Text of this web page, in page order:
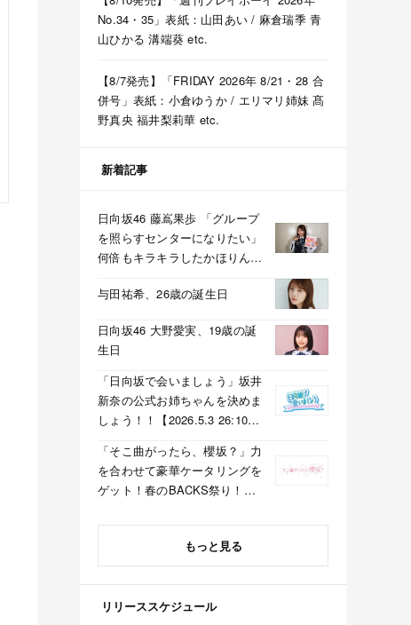
No.34・35」表紙：山田あい / 麻倉瑞季 青
山ひかる 溝端葵 etc.
【8/7発売】「FRIDAY 2026年 8/21・28 合
併号」表紙：小倉ゆうか / エリマリ姉妹 髙
野真央 福井梨莉華 etc.
新着記事
日向坂46 藤嶌果歩 「グループ
を照らすセンターになりたい」
何倍もキラキラしたかほりんが
与田祐希、26歳の誕生日
日向坂46 大野愛実、19歳の誕
生日
「日向坂で会いましょう」坂井
新奈の公式お姉ちゃんを決めま
しょう！！【2026.5.3 26:10〜
「そこ曲がったら、櫻坂？」力
を合わせて豪華ケータリングを
ゲット！春のBACKS祭り！
京】
もっと見る
リリーススケジュール